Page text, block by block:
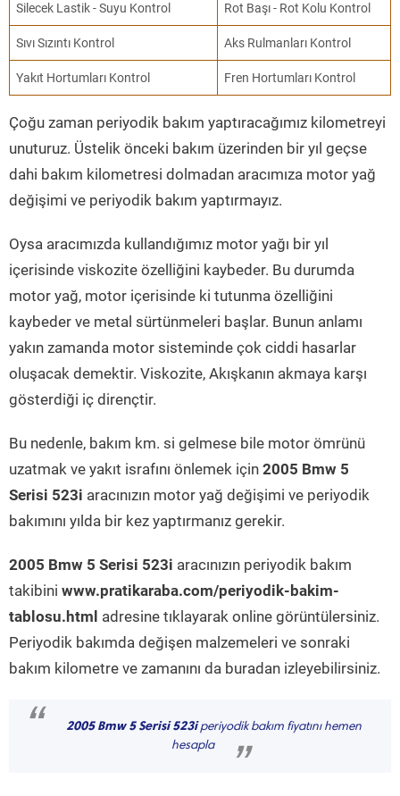
Silecek Lastik - Suyu Kontrol Rot Başı - Rot Kolu Kontrol
Sıvı Sızıntı Kontrol Aks Rulmanları Kontrol
Yakıt Hortumları Kontrol Fren Hortumları Kontrol
Çoğu zaman periyodik bakım yaptıracağımız kilometreyi
unuturuz. Üstelik önceki bakım üzerinden bir yıl geçse
dahi bakım kilometresi dolmadan aracımıza motor yağ
değişimi ve periyodik bakım yaptırmayız.
Oysa aracımızda kullandığımız motor yağı bir yıl
içerisinde viskozite özelliğini kaybeder. Bu durumda
motor yağ, motor içerisinde ki tutunma özelliğini
kaybeder ve metal sürtünmeleri başlar. Bunun anlamı
yakın zamanda motor sisteminde çok ciddi hasarlar
oluşacak demektir. Viskozite, Akışkanın akmaya karşı
gösterdiği iç dirençtir.
Bu nedenle, bakım km. si gelmese bile motor ömrünü
uzatmak ve yakıt israfını önlemek için 2005 Bmw 5
Serisi 523i aracınızın motor yağ değişimi ve periyodik
bakımını yılda bir kez yaptırmanız gerekir.
2005 Bmw 5 Serisi 523i aracınızın periyodik bakım
takibini www.pratikaraba.com/periyodik-bakim-
tablosu.html adresine tıklayarak online görüntülersiniz.
Periyodik bakımda değişen malzemeleri ve sonraki
bakım kilometre ve zamanını da buradan izleyebilirsiniz.
“ 2005 Bmw 5 Serisi 523iperiyodik bakım fiyatını hemen
hesapla
”